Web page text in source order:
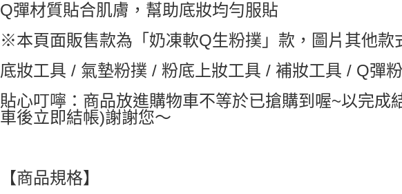
宅配
每筆NT$80，滿NT$799(
Q彈材質貼合肌膚，幫助底妝均勻服貼
※本頁面販售款為「奶凍軟Q生粉撲」款，圖片其他款
底妝工具 / 氣墊粉撲 / 粉底上妝工具 / 補妝工具 / Q彈
貼心叮嚀：商品放進購物車不等於已搶購到喔~以完成
車後立即結帳)謝謝您～
【商品規格】